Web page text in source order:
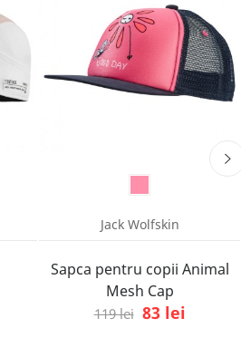
Jack Wolfskin
Sapca pentru copii Animal
Mesh Cap
119 lei 83 lei